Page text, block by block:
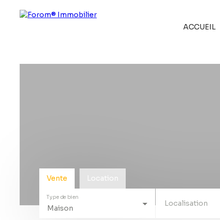
ACCUEIL
Vente Location
Maison
Type de bien
Localisation